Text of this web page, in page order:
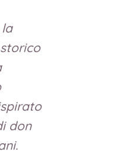
don